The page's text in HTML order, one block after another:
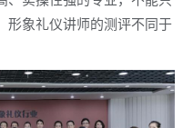
形象礼仪讲师的测评不同于